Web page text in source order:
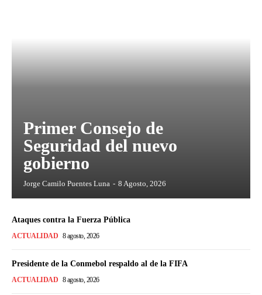
Primer Consejo de
Seguridad del nuevo
gobierno
Jorge Camilo Puentes Luna - 8 Agosto, 2026
Ataques contra la Fuerza Pública
ACTUALIDAD 8 agosto, 2026
Presidente de la Conmebol respaldo al de la FIFA
ACTUALIDAD 8 agosto, 2026